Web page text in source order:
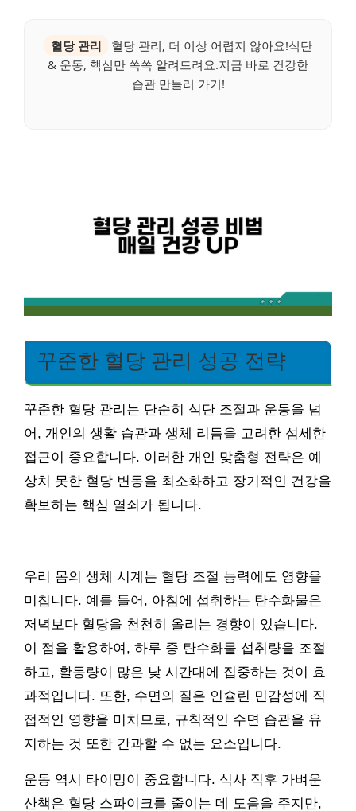
혈당 관리
혈당 관리, 더 이상 어렵지 않아요!식단
& 운동, 핵심만 쏙쏙 알려드려요.지금 바로 건강한
습관 만들러 가기!
꾸준한 혈당 관리 성공 전략
꾸준한 혈당 관리는 단순히 식단 조절과 운동을 넘
어, 개인의 생활 습관과 생체 리듬을 고려한 섬세한
접근이 중요합니다. 이러한 개인 맞춤형 전략은 예
상치 못한 혈당 변동을 최소화하고 장기적인 건강을
확보하는 핵심 열쇠가 됩니다.
우리 몸의 생체 시계는 혈당 조절 능력에도 영향을
미칩니다. 예를 들어, 아침에 섭취하는 탄수화물은
저녁보다 혈당을 천천히 올리는 경향이 있습니다.
이 점을 활용하여, 하루 중 탄수화물 섭취량을 조절
하고, 활동량이 많은 낮 시간대에 집중하는 것이 효
과적입니다. 또한, 수면의 질은 인슐린 민감성에 직
접적인 영향을 미치므로, 규칙적인 수면 습관을 유
지하는 것 또한 간과할 수 없는 요소입니다.
운동 역시 타이밍이 중요합니다. 식사 직후 가벼운
산책은 혈당 스파이크를 줄이는 데 도움을 주지만,